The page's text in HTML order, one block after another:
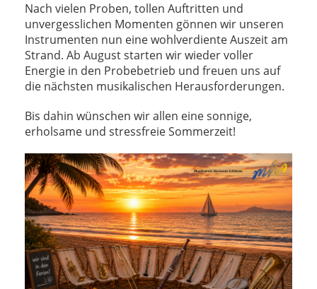
Nach vielen Proben, tollen Auftritten und
unvergesslichen Momenten gönnen wir unseren
Instrumenten nun eine wohlverdiente Auszeit am
Strand. Ab August starten wir wieder voller
Energie in den Probebetrieb und freuen uns auf
die nächsten musikalischen Herausforderungen.
Bis dahin wünschen wir allen eine sonnige,
erholsame und stressfreie Sommerzeit!